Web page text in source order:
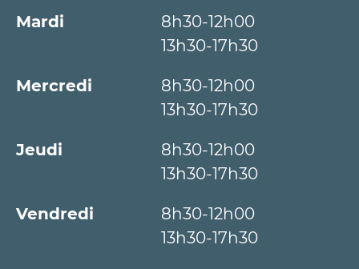
Mardi
8h30-12h00
13h30-17h30
Mercredi
8h30-12h00
13h30-17h30
Jeudi
8h30-12h00
13h30-17h30
Vendredi
8h30-12h00
13h30-17h30